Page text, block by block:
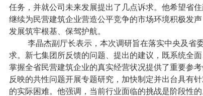
任务，并就公司未来发展提出了几点诉求。他希望省
继续为民营建筑企业营造公平竞争的市场环境积极发
发展筑牢根基、保驾护航。
李晶杰副厅长表示，本次调研旨在落实中央及省
求。新七集团所反馈的问题、提出的建议，既系统全
掌握全省民营建筑企业的真实经营状况提供了重要参
反映的共性问题开展专题研究，加快制定并出台具有
的实际困难。他强调，当前行业面临的挑战是阶段性